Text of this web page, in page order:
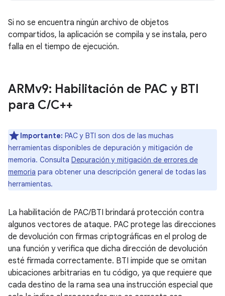
Si no se encuentra ningún archivo de objetos
compartidos, la aplicación se compila y se instala, pero
falla en el tiempo de ejecución.
ARMv9: Habilitación de PAC y BTI
para C/C++
Importante: PAC y BTI son dos de las muchas
herramientas disponibles de depuración y mitigación de
memoria. Consulta Depuración y mitigación de errores de
memoria para obtener una descripción general de todas las
herramientas.
La habilitación de PAC/BTI brindará protección contra
algunos vectores de ataque. PAC protege las direcciones
de devolución con firmas criptográficas en el prolog de
una función y verifica que dicha dirección de devolución
esté firmada correctamente. BTI impide que se omitan
ubicaciones arbitrarias en tu código, ya que requiere que
cada destino de la rama sea una instrucción especial que